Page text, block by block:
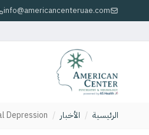
info@americancenteruae.com
الرئيسية / الأخبار /
Depression